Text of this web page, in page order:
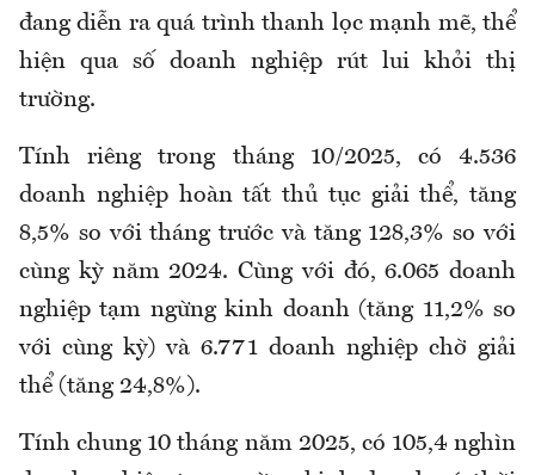
đang diễn ra quá trình thanh lọc mạnh mẽ, thể
hiện qua số doanh nghiệp rút lui khỏi thị
trường.
Tính riêng trong tháng 10/2025, có 4.536
doanh nghiệp hoàn tất thủ tục giải thể, tăng
8,5% so với tháng trước và tăng 128,3% so với
cùng kỳ năm 2024. Cùng với đó, 6.065 doanh
nghiệp tạm ngừng kinh doanh (tăng 11,2% so
với cùng kỳ) và 6.771 doanh nghiệp chờ giải
thể (tăng 24,8%).
Tính chung 10 tháng năm 2025, có 105,4 nghìn